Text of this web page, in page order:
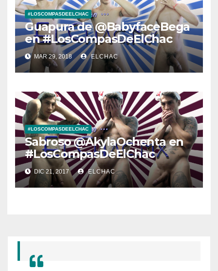
#LOSCOMPASDEELCHAC
Guapura de @BabyfaceBega
en #LosCompasDeElChac
MAR 29, 2018 ELCHAC
#LOSCOMPASDEELCHAC
Sabroso @AkylaOchenta en
#LosCompasDeElChac
DIC 21, 2017 ELCHAC